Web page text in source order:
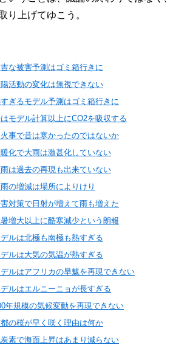
り上げてゆこう。
な被害予測はゴミ箱行きに
活動の変化は無視できない
ぎるモデル予測はゴミ箱行きに
モデル計算以上にCO2を吸収する
事で昔は寒かったのではないか
化で大雨は激甚化していない
は過去の再現も出来ていない
の増減は場所によりけり
対策で日射が増えて雨も増えた
増大以上に酷寒減少という朗報
ルは北極も南極も熱すぎる
ルは大気の気温が熱すぎる
ルはアフリカの旱魃を再現できない
ルはエルニーニョが長すぎる
年規模の気候変動を再現できない
の桜が早く咲く理由は何か
素で海面上昇はあまり減らない